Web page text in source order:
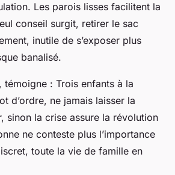
Les parois lisses facilitent la
conseil surgit, retirer le sac
inutile de s’exposer plus
banalisé.
témoigne : Trois enfants à la
d’ordre, ne jamais laisser la
sinon la crise assure la révolution
ne conteste plus l’importance
toute la vie de famille en